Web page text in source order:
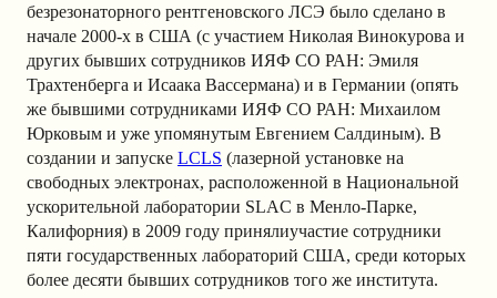
безрезонаторного рентгеновского ЛСЭ было сделано в
начале 2000-х в США (с участием Николая Винокурова и
других бывших сотрудников ИЯФ СО РАН: Эмиля
Трахтенберга и Исаака Вассермана) и в Германии (опять
же бывшими сотрудниками ИЯФ СО РАН: Михаилом
Юрковым и уже упомянутым Евгением Салдиным). В
создании и запуске LCLS (лазерной установке на
свободных электронах, расположенной в Национальной
ускорительной лаборатории SLAC в Менло-Парке,
Калифорния) в 2009 году принялиучастие сотрудники
пяти государственных лабораторий США, среди которых
более десяти бывших сотрудников того же института.